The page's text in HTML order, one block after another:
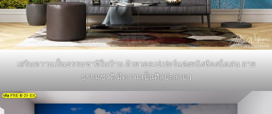
เสริมความเป็นธรรมชาติในบ้าน ด้วยวอลเปเปอร์แต่งผนังห้องนั่งเล่น ลาย
ธรรมชาติ มีความเป็นศิลปะสวยๆ